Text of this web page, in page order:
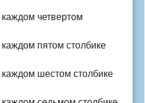
четвертом
пятом столбике
шестом столбике